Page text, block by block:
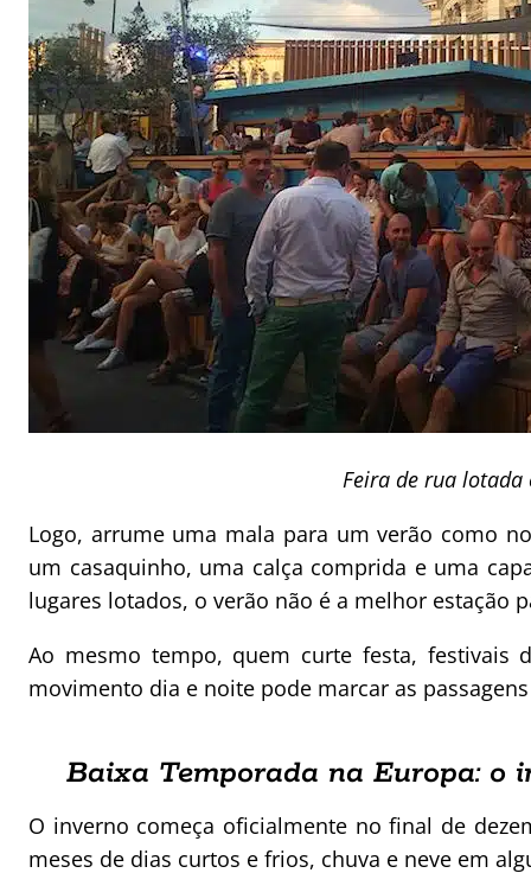
Feira de rua lotada
Logo, arrume uma mala para um verão como
um casaquinho, uma calça comprida e uma
lugares lotados, o verão não é a melhor estação
Ao mesmo tempo, quem curte festa, festivais
movimento dia e noite pode marcar as
Baixa Temporada na Europa: o
O inverno começa oficialmente no final de
meses de dias curtos e frios, chuva e neve em